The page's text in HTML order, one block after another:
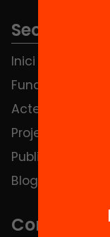
Seccions
Inici
Fundació
Actes
Projectes
Publicacions i
Blog
Contacte